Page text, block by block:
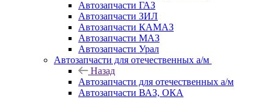
Автозапчасти ГАЗ
Автозапчасти ЗИЛ
Автозапчасти КАМАЗ
Автозапчасти МАЗ
Автозапчасти Урал
Автозапчасти для отечественных а/м
Назад
Автозапчасти для отечественных а/м
Автозапчасти ВАЗ, ОКА